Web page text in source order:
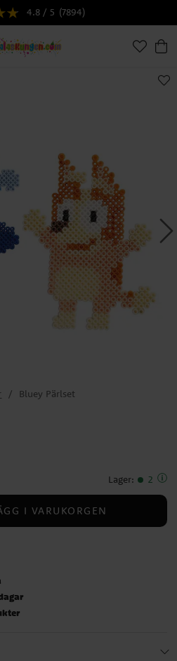
4.8 / 5 (7894)
Bluey Pärlset
Lager: 2
I VARUKORGEN